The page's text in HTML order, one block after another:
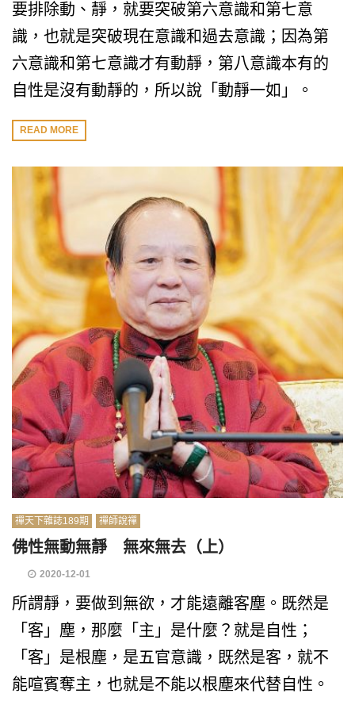
要排除動、靜，就要突破第六意識和第七意
識，也就是突破現在意識和過去意識；因為第
六意識和第七意識才有動靜，第八意識本有的
自性是沒有動靜的，所以說「動靜一如」。
READ MORE
禪天下雜誌189期 禪師說禪
佛性無動無靜 無來無去（上）
2020-12-01
所謂靜，要做到無欲，才能遠離客塵。既然是
「客」塵，那麼「主」是什麼？就是自性；
「客」是根塵，是五官意識，既然是客，就不
能喧賓奪主，也就是不能以根塵來代替自性。